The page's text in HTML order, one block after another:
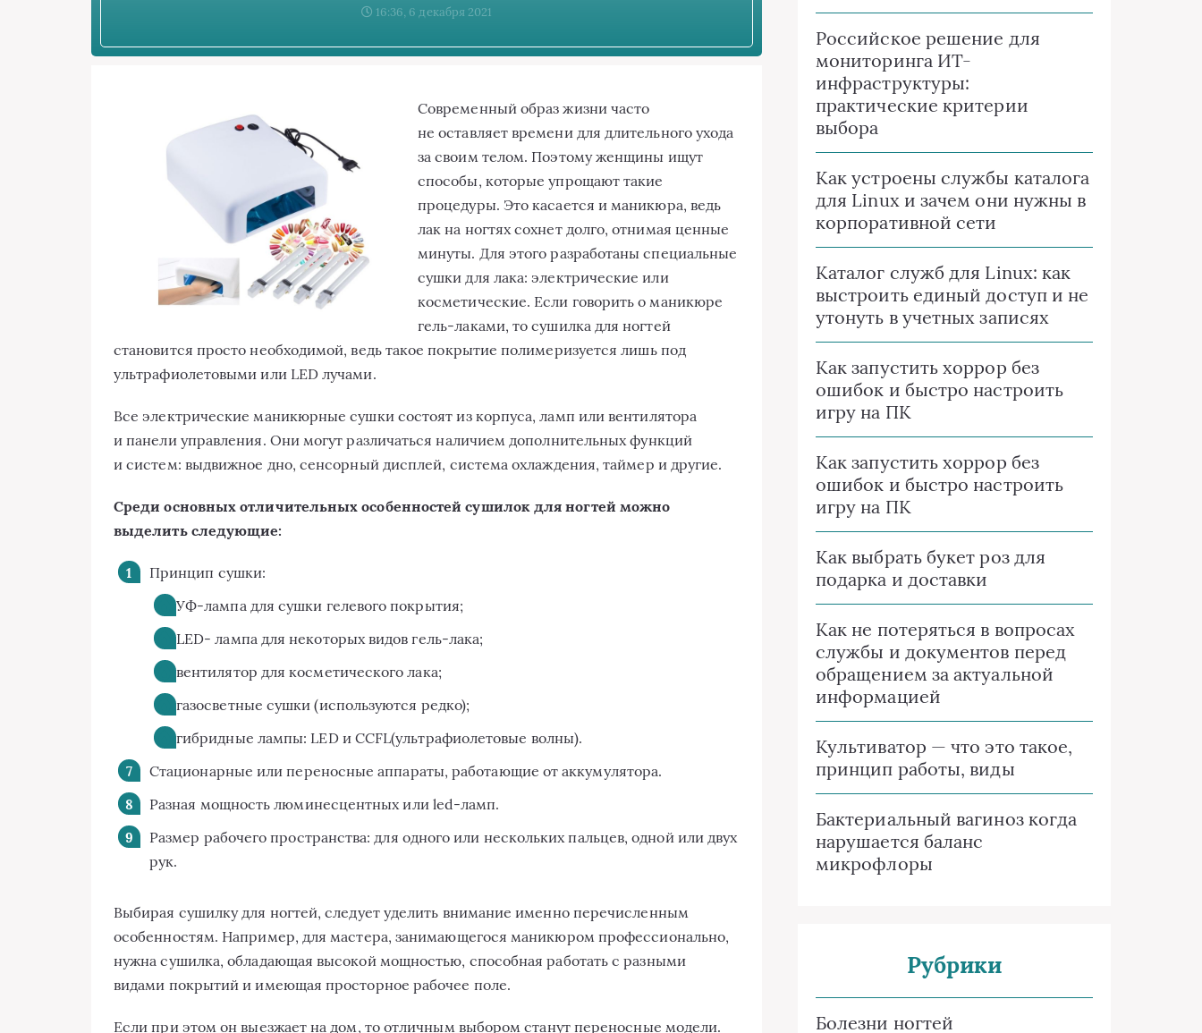
16:36, 6 декабря 2021
Современный образ жизни часто
не оставляет времени для длительного ухода
за своим телом. Поэтому женщины ищут
способы, которые упрощают такие
процедуры. Это касается и маникюра, ведь
лак на ногтях сохнет долго, отнимая ценные
минуты. Для этого разработаны специальные
сушки для лака: электрические или
косметические. Если говорить о маникюре
гель-лаками, то сушилка для ногтей
становится просто необходимой, ведь такое покрытие полимеризуется лишь под
ультрафиолетовыми или LED лучами.
Все электрические маникюрные сушки состоят из корпуса, ламп или вентилятора
и панели управления. Они могут различаться наличием дополнительных функций
и систем: выдвижное дно, сенсорный дисплей, система охлаждения, таймер и другие.
Среди основных отличительных особенностей сушилок для ногтей можно
выделить следующие:
Принцип сушки:
УФ-лампа для сушки гелевого покрытия;
LED- лампа для некоторых видов гель-лака;
вентилятор для косметического лака;
газосветные сушки (используются редко);
гибридные лампы: LED и CCFL(ультрафиолетовые волны).
Стационарные или переносные аппараты, работающие от аккумулятора.
Разная мощность люминесцентных или led-ламп.
Размер рабочего пространства: для одного или нескольких пальцев, одной или двух
рук.
Выбирая сушилку для ногтей, следует уделить внимание именно перечисленным
особенностям. Например, для мастера, занимающегося маникюром профессионально,
нужна сушилка, обладающая высокой мощностью, способная работать с разными
видами покрытий и имеющая просторное рабочее поле.
Если при этом он выезжает на дом, то отличным выбором станут переносные модели.
Российское решение для
мониторинга ИТ-
инфраструктуры:
практические критерии
выбора
Как устроены службы каталога
для Linux и зачем они нужны в
корпоративной сети
Каталог служб для Linux: как
выстроить единый доступ и не
утонуть в учетных записях
Как запустить хоррор без
ошибок и быстро настроить
игру на ПК
Как запустить хоррор без
ошибок и быстро настроить
игру на ПК
Как выбрать букет роз для
подарка и доставки
Как не потеряться в вопросах
службы и документов перед
обращением за актуальной
информацией
Культиватор — что это такое,
принцип работы, виды
Бактериальный вагиноз когда
нарушается баланс
микрофлоры
Рубрики
Болезни ногтей